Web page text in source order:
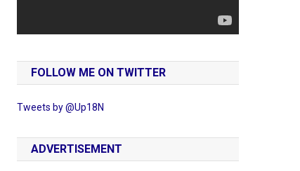
FOLLOW ME ON TWITTER
Tweets by @Up18N
ADVERTISEMENT